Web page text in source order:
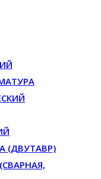
(ДВУТАВР)